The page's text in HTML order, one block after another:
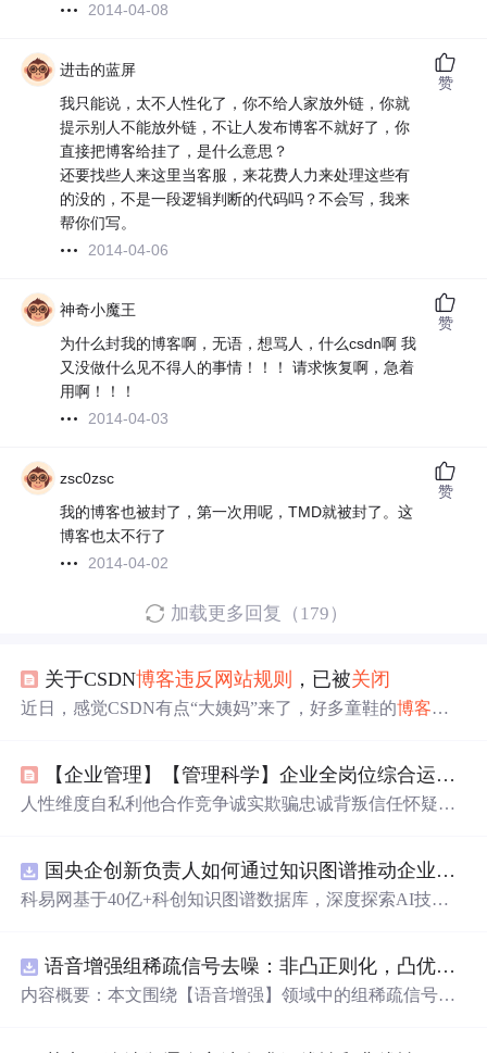
2014-04-08
进击的蓝屏
我只能说，太不人性化了，你不给人家放外链，你就
提示别人不能放外链，不让人发布博客不就好了，你
直接把博客给挂了，是什么意思？
还要找些人来这里当客服，来花费人力来处理这些有
的没的，不是一段逻辑判断的代码吗？不会写，我来
帮你们写。
2014-04-06
赞
神奇小魔王
为什么封我的博客啊，无语，想骂人，什么csdn啊 我
又没做什么见不得人的事情！！！ 请求恢复啊，急着
用啊！！！
2014-04-03
赞
zsc0zsc
我的博客也被封了，第一次用呢，TMD就被封了。这
博客也太不行了
2014-04-02
赞
加载更多回复（179）
关于CSDN博客违反 网站规则 ，已被关闭
近日，感觉CSDN有点“大姨妈”来了，好多童鞋的博客被
【企业管理】【管理科学】企业全岗位综合运营与组织知识矩阵体系15 企业管理基本框架（2）
人性维度自私利他合作竞争诚实欺骗忠诚背叛信任怀疑贪
赖强依赖利他互斥包含强依赖互斥强依赖互斥强依赖互斥
强依赖互斥互斥互斥互斥弱依赖弱依赖弱依赖合作弱依赖
依赖强依赖互斥强依赖互斥强依赖强依赖强依赖互斥强依
赖强依赖弱依赖诚实互斥强依赖强依赖弱依赖包含互斥强
依赖互斥强依赖互斥互斥互斥互斥强依赖强依赖弱依赖欺
国央企创新负责人如何通过知识图谱推动企业技术创新与外部资源高效对接？.docx
科易网基于40亿+科创知识图谱数据库，深度探索AI技术
新领域的AI+数智化解决方案，推动科技创新与产业创新
智能化发展。
语音增强组稀疏信号去噪：非凸正则化，凸优化研究（Matlab代码实现）
内容概要：本文围绕【语音增强】领域中的组稀疏信号去